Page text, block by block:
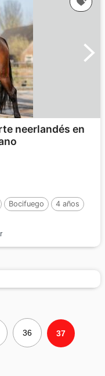
neerlandés en
Bocifuego
4 años
36 37